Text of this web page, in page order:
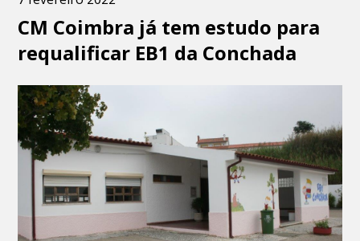
CM Coimbra já tem estudo para
requalificar EB1 da Conchada